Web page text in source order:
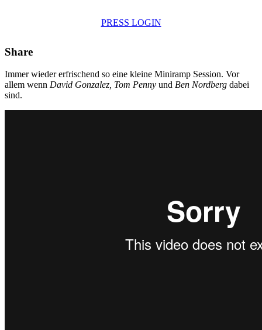
PRESS LOGIN
Share
Immer wieder erfrischend so eine kleine Miniramp Session. Vor
allem wenn David Gonzalez, Tom Penny und Ben Nordberg dabei
sind.